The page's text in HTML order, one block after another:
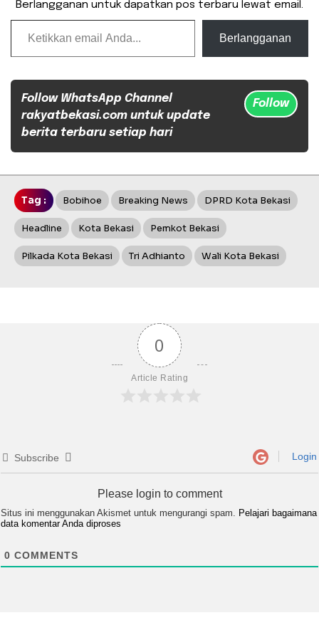
Berlangganan untuk dapatkan pos terbaru lewat email.
Ketikkan email Anda...
Berlangganan
Follow WhatsApp Channel
rakyatbekasi.com untuk update
berita terbaru setiap hari
Follow
Tag : Bobihoe Breaking News DPRD Kota Bekasi
Headline Kota Bekasi Pemkot Bekasi
Pilkada Kota Bekasi Tri Adhianto Wali Kota Bekasi
0
Article Rating
Subscribe Login
Please login to comment
Situs ini menggunakan Akismet untuk mengurangi spam. Pelajari bagaimana
data komentar Anda diproses
0 COMMENTS